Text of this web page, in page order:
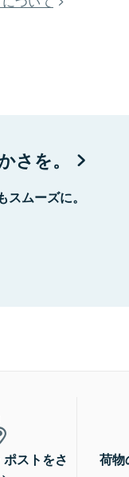
さを。
ムーズに。
ストをさ
荷物